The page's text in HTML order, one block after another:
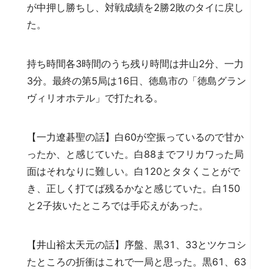
が中押し勝ちし、対戦成績を2勝2敗のタイに戻し
た。
持ち時間各3時間のうち残り時間は井山2分、一力
3分。最終の第5局は16日、徳島市の「徳島グラン
ヴィリオホテル」で打たれる。
【一力遼碁聖の話】白60が空振っているので甘か
ったか、と感じていた。白88までフリカワった局
面はそれなりに難しい。白120とタタくことがで
き、正しく打てば残るかなと感じていた。白150
と2子抜いたところでは手応えがあった。
【井山裕太天元の話】序盤、黒31、33とツケコシ
たところの折衝はこれで一局と思った。黒61、63